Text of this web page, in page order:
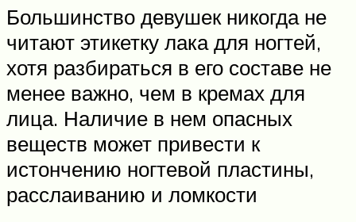
Большинство девушек никогда не
читают этикетку лака для ногтей,
хотя разбираться в его составе не
менее важно, чем в кремах для
лица. Наличие в нем опасных
веществ может привести к
истончению ногтевой пластины,
расслаиванию и ломкости